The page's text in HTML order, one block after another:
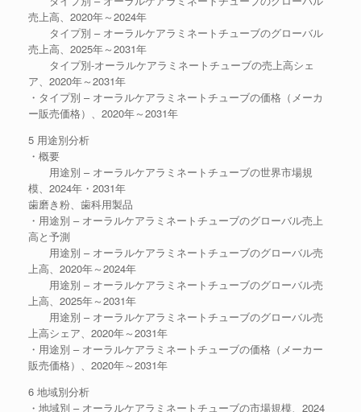
売上高、2020年～2024年
タイプ別 – オーラルケアラミネートチューブのグローバル
売上高、2025年～2031年
タイプ別-オーラルケアラミネートチューブの売上高シェ
ア、2020年～2031年
・タイプ別 – オーラルケアラミネートチューブの価格（メーカ
ー販売価格）、2020年～2031年
5 用途別分析
・概要
用途別 – オーラルケアラミネートチューブの世界市場規
模、2024年・2031年
歯磨き粉、歯科用製品
・用途別 – オーラルケアラミネートチューブのグローバル売上
高と予測
用途別 – オーラルケアラミネートチューブのグローバル売
上高、2020年～2024年
用途別 – オーラルケアラミネートチューブのグローバル売
上高、2025年～2031年
用途別 – オーラルケアラミネートチューブのグローバル売
上高シェア、2020年～2031年
・用途別 – オーラルケアラミネートチューブの価格（メーカー
販売価格）、2020年～2031年
6 地域別分析
・地域別 – オーラルケアラミネートチューブの市場規模、2024